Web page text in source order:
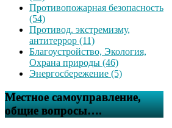
Противопожарная безопасность
(54)
Противод. экстремизму,
антитеррор (11)
Благоустройство, Экология,
Охрана природы (46)
Энергосбережение (5)
Местное самоуправление,
общие вопросы….